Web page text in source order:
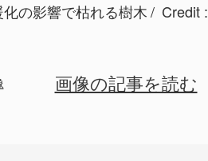
の影響で枯れる樹木 Credit :
画像の記事を読む